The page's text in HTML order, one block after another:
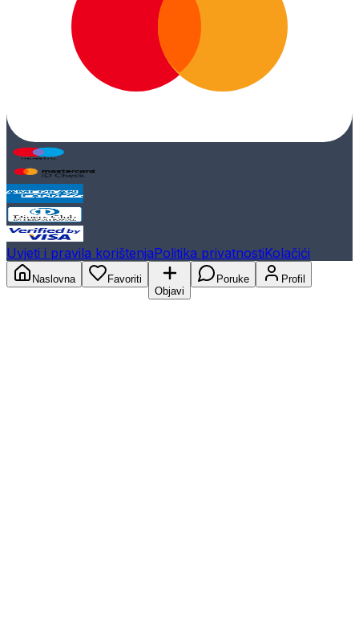
Uvjeti i pravila korištenjaPolitika privatnostiKolačići
Naslovna
Favoriti
Objavi
Poruke Profil